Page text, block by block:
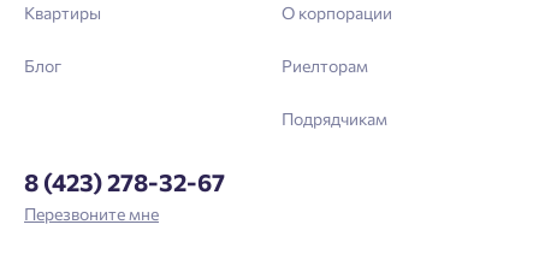
Квартиры
Блог
О корпорации
Риелторам
Подрядчикам
8 (423) 278-32-67
Перезвоните мне